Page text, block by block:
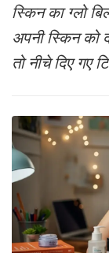
CONTACT
MORE
स्किन का ग्लो
अपनी स्किन को
तो नीचे दिए गए